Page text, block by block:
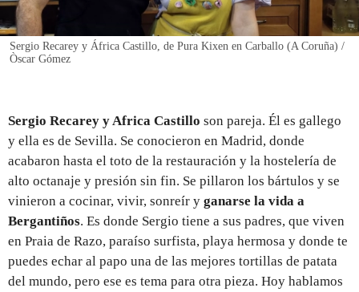
Sergio Recarey y África Castillo, de Pura Kixen en Carballo (A Coruña) /
Òscar Gómez
Sergio Recarey y Africa Castillo son pareja. Él es gallego
y ella es de Sevilla. Se conocieron en Madrid, donde
acabaron hasta el toto de la restauración y la hostelería de
alto octanaje y presión sin fin. Se pillaron los bártulos y se
vinieron a cocinar, vivir, sonreír y ganarse la vida a
Bergantiños. Es donde Sergio tiene a sus padres, que viven
en Praia de Razo, paraíso surfista, playa hermosa y donde te
puedes echar al papo una de las mejores tortillas de patata
del mundo, pero ese es tema para otra pieza. Hoy hablamos